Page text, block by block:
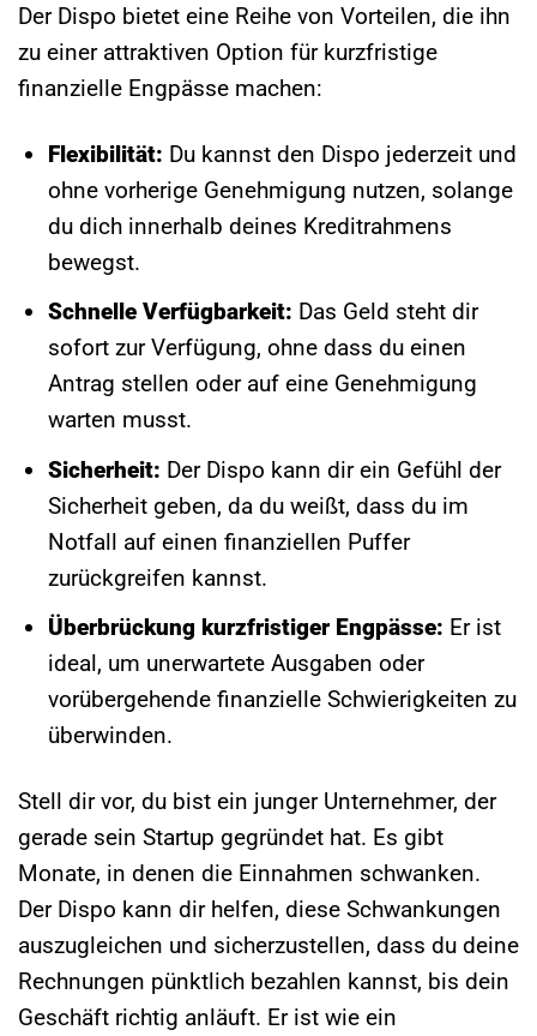
Der Dispo bietet eine Reihe von Vorteilen, die ihn
zu einer attraktiven Option für kurzfristige
finanzielle Engpässe machen:
Flexibilität: Du kannst den Dispo jederzeit und
ohne vorherige Genehmigung nutzen, solange
du dich innerhalb deines Kreditrahmens
bewegst.
Schnelle Verfügbarkeit: Das Geld steht dir
sofort zur Verfügung, ohne dass du einen
Antrag stellen oder auf eine Genehmigung
warten musst.
Sicherheit: Der Dispo kann dir ein Gefühl der
Sicherheit geben, da du weißt, dass du im
Notfall auf einen finanziellen Puffer
zurückgreifen kannst.
Überbrückung kurzfristiger Engpässe: Er ist
ideal, um unerwartete Ausgaben oder
vorübergehende finanzielle Schwierigkeiten zu
überwinden.
Stell dir vor, du bist ein junger Unternehmer, der
gerade sein Startup gegründet hat. Es gibt
Monate, in denen die Einnahmen schwanken.
Der Dispo kann dir helfen, diese Schwankungen
auszugleichen und sicherzustellen, dass du deine
Rechnungen pünktlich bezahlen kannst, bis dein
Geschäft richtig anläuft. Er ist wie ein